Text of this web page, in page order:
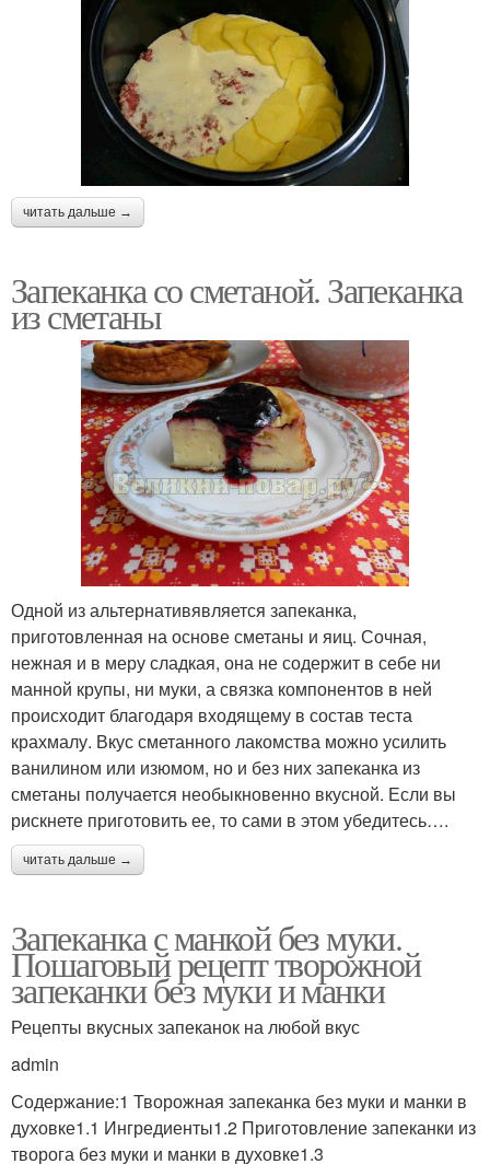
читать дальше →
Запеканка со сметаной. Запеканка
из сметаны
Одной из альтернативявляется запеканка,
приготовленная на основе сметаны и яиц. Сочная,
нежная и в меру сладкая, она не содержит в себе ни
манной крупы, ни муки, а связка компонентов в ней
происходит благодаря входящему в состав теста
крахмалу. Вкус сметанного лакомства можно усилить
ванилином или изюмом, но и без них запеканка из
сметаны получается необыкновенно вкусной. Если вы
рискнете приготовить ее, то сами в этом убедитесь….
читать дальше →
Запеканка с манкой без муки.
Пошаговый рецепт творожной
запеканки без муки и манки
Рецепты вкусных запеканок на любой вкус
admin
Содержание:1 Творожная запеканка без муки и манки в
духовке1.1 Ингредиенты1.2 Приготовление запеканки из
творога без муки и манки в духовке1.3